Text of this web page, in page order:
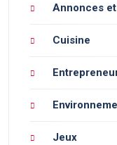
Annonces
Cuisine
Jeux